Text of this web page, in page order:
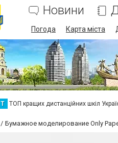
Новини
Погода Карта міста
Т ТОП кращих дистанційних шкіл
Бумажное моделирование Only